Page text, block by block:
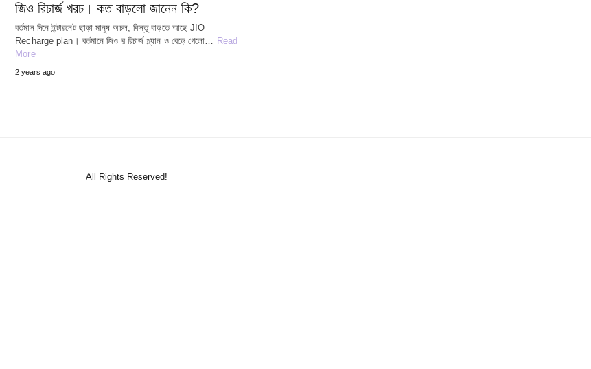
জিও রিচার্জ খরচ। কত বাড়লো জানেন কি?
বর্তমান দিনে ইন্টারনেট ছাড়া মানুষ অচল, কিন্তু বাড়তে আছে JIO
Recharge plan। বর্তমানে জিও র রিচার্জ প্ল্যান ও বেড়ে গেলো… Read
More
2 years ago
All Rights Reserved!